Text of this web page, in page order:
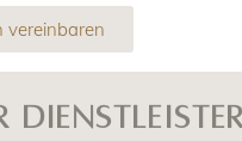
vereinbaren